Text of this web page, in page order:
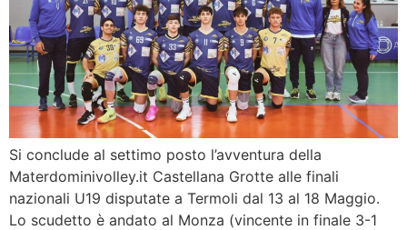
Si conclude al settimo posto l’avventura della
Materdominivolley.it Castellana Grotte alle finali
nazionali U19 disputate a Termoli dal 13 al 18 Maggio.
Lo scudetto è andato al Monza (vincente in finale 3-1